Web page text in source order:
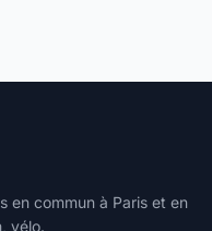
en commun à Paris et en
vélo.